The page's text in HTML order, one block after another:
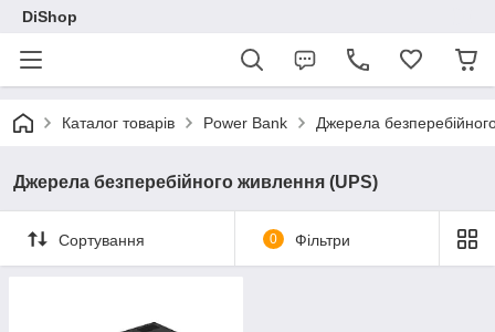
DiShop
Каталог товарів Power Bank Джерела
Джерела безперебійного живлення (UPS)
Сортування 0 Фільтри